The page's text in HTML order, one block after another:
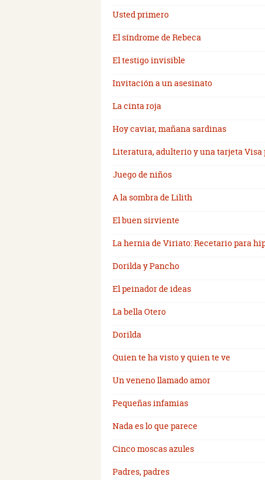
Usted primero
El síndrome de Rebeca
El testigo invisible
Invitación a un asesinato
La cinta roja
Hoy caviar, mañana sardinas
Literatura, adulterio y una tarjeta Visa
Juego de niños
A la sombra de Lilith
El buen sirviente
La hernia de Viriato: Recetario para
Dorilda y Pancho
El peinador de ideas
La bella Otero
Dorilda
Quien te ha visto y quien te ve
Un veneno llamado amor
Pequeñas infamias
Nada es lo que parece
Cinco moscas azules
Padres, padres